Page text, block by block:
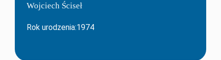
Wojciech Ściseł
Rok urodzenia:1974